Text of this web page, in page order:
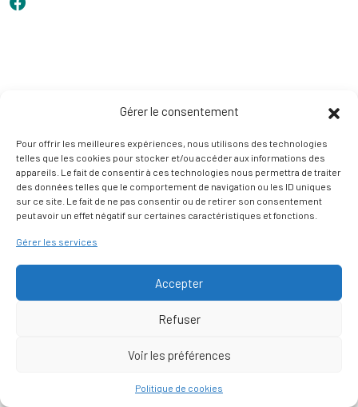
Gérer le consentement
Pour offrir les meilleures expériences, nous utilisons des technologies
telles que les cookies pour stocker et/ou accéder aux informations des
appareils. Le fait de consentir à ces technologies nous permettra de traiter
des données telles que le comportement de navigation ou les ID uniques
sur ce site. Le fait de ne pas consentir ou de retirer son consentement
peut avoir un effet négatif sur certaines caractéristiques et fonctions.
Gérer les services
Accepter
Refuser
Voir les préférences
Politique de cookies